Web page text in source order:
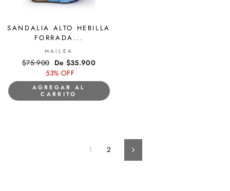
SANDALIA ALTO HEBILLA
FORRADA...
MAILEA
Precio
habitual
$75.900 Precio
de
oferta
De $35.900
53% OFF
AGREGAR AL
CARRITO
1 2 Siguiente